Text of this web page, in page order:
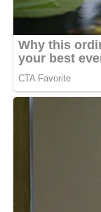
MOTS-CLÉS : UNE